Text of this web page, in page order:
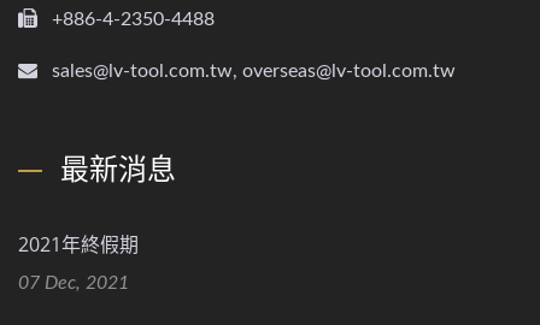
+886-4-2350-4488
sales@lv-tool.com.tw, overseas@lv-tool.com.tw
最新消息
2021年終假期
07 Dec, 2021